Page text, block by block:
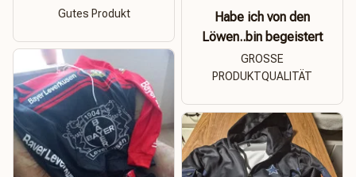
Gutes Produkt
Habe ich von den
Löwen..bin begeistert
GROSSE
PRODUKTQUALITÄT